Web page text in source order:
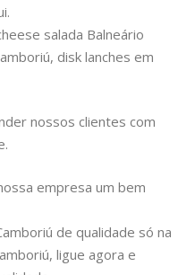
salada Balneário
disk lanches em
nossos clientes com
empresa um bem
de qualidade só na
ligue agora e